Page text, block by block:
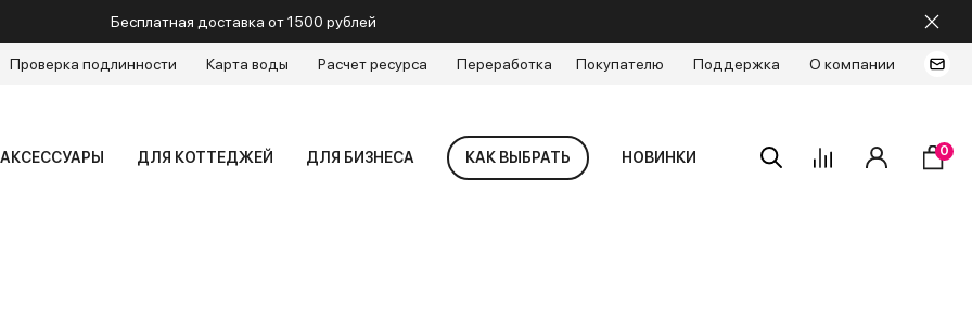
Бесплатная доставка от 1500 рублей
Проверка подлинности Карта воды Расчет ресурса Переработка Покупателю Поддержка О компании
АКСЕССУАРЫ ДЛЯ КОТТЕДЖЕЙ ДЛЯ БИЗНЕСА КАК ВЫБРАТЬ НОВИНКИ 0